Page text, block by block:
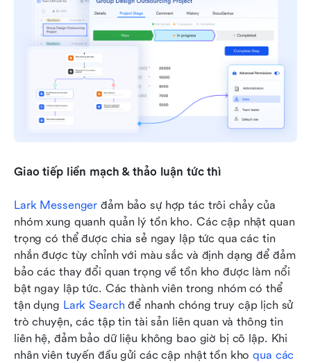
Giao tiếp liền mạch & thảo luận tức thì
Lark Messenger đảm bảo sự hợp tác trôi chảy của
nhóm xung quanh quản lý tồn kho. Các cập nhật quan
trọng có thể được chia sẻ ngay lập tức qua các tin
nhắn được tùy chỉnh với màu sắc và định dạng để đảm
bảo các thay đổi quan trọng về tồn kho được làm nổi
bật ngay lập tức. Các thành viên trong nhóm có thể
tận dụng Lark Search để nhanh chóng truy cập lịch sử
trò chuyện, các tập tin tài sản liên quan và thông tin
liên hệ, đảm bảo dữ liệu không bao giờ bị cô lập. Khi
nhân viên tuyến đầu gửi các cập nhật tồn kho qua các